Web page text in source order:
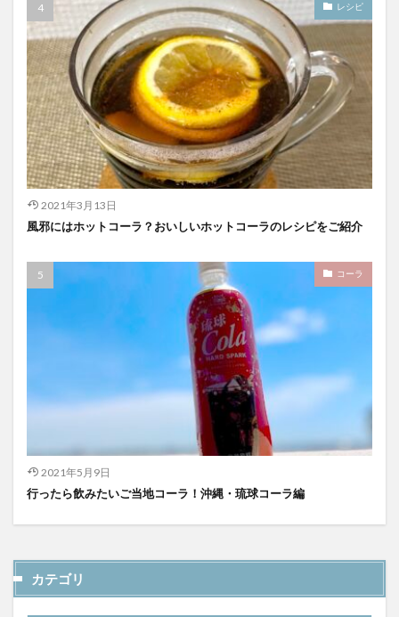
レシピ
2021年3月13日
風邪にはホットコーラ？おいしいホットコーラのレシピをご紹介
コーラ
2021年5月9日
行ったら飲みたいご当地コーラ！沖縄・琉球コーラ編
カテゴリ